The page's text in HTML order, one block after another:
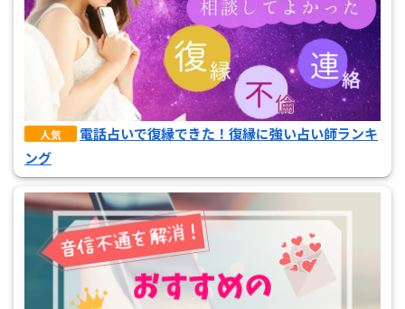
人気
電話占いで復縁できた！復縁に強い占い師ランキ
ング